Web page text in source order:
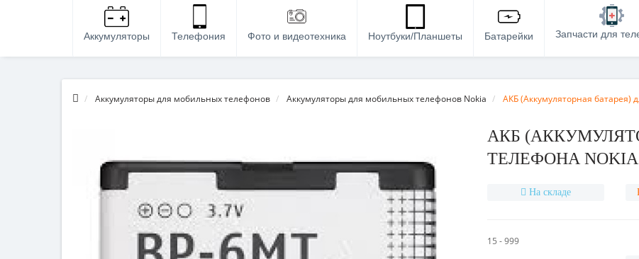
Аккумуляторы Телефония Фото и видеотехника Ноутбуки/Планшеты Батарейки Запчасти для
Аккумуляторы для мобильных телефонов Аккумуляторы для мобильных телефонов Nokia АКБ (Аккумуляторная батарея)
АКБ
ТЕЛЕФОНА NOKIA
На складе
15 - 999